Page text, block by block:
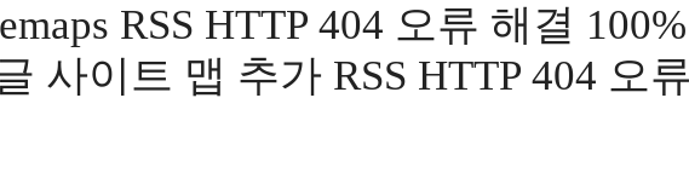
RSS HTTP 404 오류 해결 100%
사이트 맵 추가 RSS HTTP 404 오류